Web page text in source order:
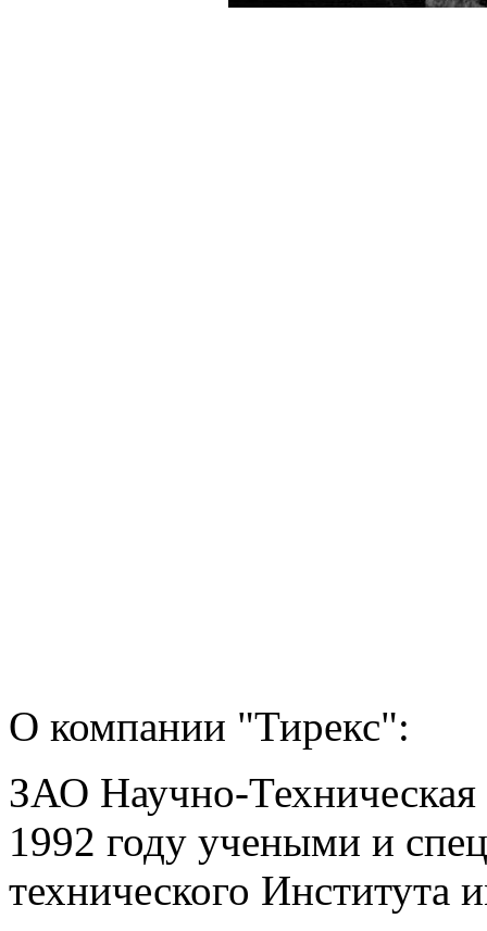
О компании "Тирекс":
ЗАО Научно-Техническая
1992 году учеными и
технического